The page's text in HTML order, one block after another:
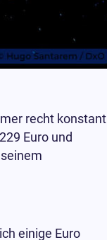
recht konstant
Euro und
einige Euro